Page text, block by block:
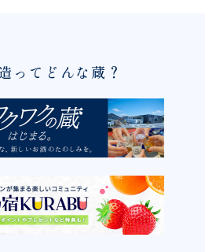
ってどんな蔵？